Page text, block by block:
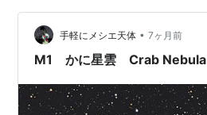
手軽にメシエ天体 • 7ヶ月前
M1 かに星雲 Crab Nebula